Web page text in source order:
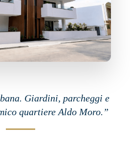
Giardini, parcheggi e
quartiere Aldo Moro.”